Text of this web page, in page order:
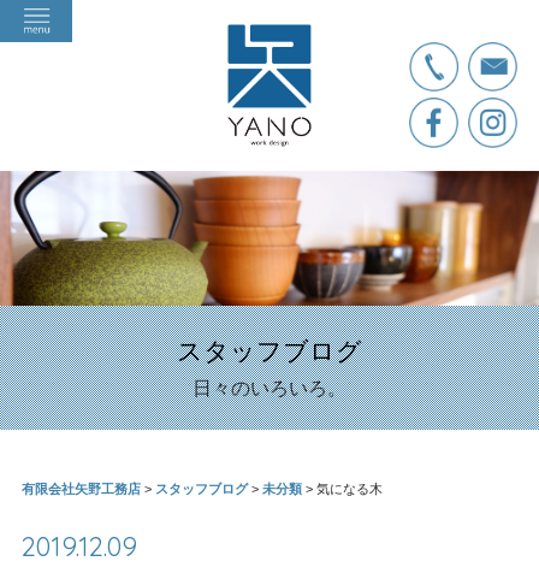
スタッフブログ
日々のいろいろ。
有限会社矢野工務店> スタッフブログ> 未分類> 気になる木
2019.12.09